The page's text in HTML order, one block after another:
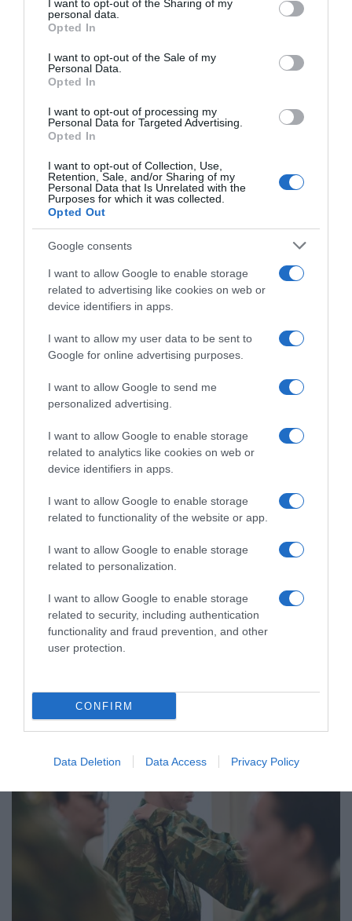
not limited to your visit or usage behaviour. You may click to
grant or deny consent to Google and its third-party tags to
use your data for below specified purposes in below Google
consent section.
I want to opt-out of the Sharing of my
personal data.
Opted In
I want to opt-out of the Sale of my
Personal Data.
Opted In
I want to opt-out of processing my
Personal Data for Targeted Advertising.
Opted In
I want to opt-out of Collection, Use,
Retention, Sale, and/or Sharing of my
Personal Data that Is Unrelated with the
Purposes for which it was collected.
Opted Out
Google consents
I want to allow Google to enable storage
related to advertising like cookies on web or
device identifiers in apps.
I want to allow my user data to be sent to
Google for online advertising purposes.
I want to allow Google to send me
personalized advertising.
I want to allow Google to enable storage
related to analytics like cookies on web or
device identifiers in apps.
I want to allow Google to enable storage
related to functionality of the website or app.
I want to allow Google to enable storage
related to personalization.
I want to allow Google to enable storage
related to security, including authentication
functionality and fraud prevention, and other
user protection.
CONFIRM
Data Deletion Data Access Privacy Policy
ΠΟΛΙΤΙΚΗ
Συνάντηση Μητσοτάκη με τον Σαντάμ
Χαφτάρ για ΑΟΖ και μεταναστευτικές ροές
Οι ιστορικές σχέσεις Ελλάδας και Λιβύης
επαναβεβαιώθηκαν κατά την διάρκεια της
συνάντησης
15.06.2026 - 18:47
ΕΛΛΑΔΑ
Η Ελλάδα πρωταγωνιστεί στη λίστα με τις
καλύτερες παραλίες της Ευρώπης για το
2026
Δείτε την λίστα του European Best Destinations